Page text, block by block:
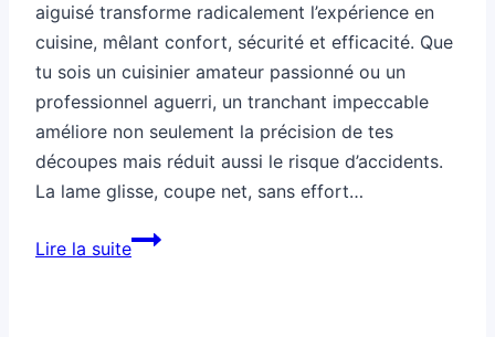
aiguisé transforme radicalement l’expérience en
cuisine, mêlant confort, sécurité et efficacité. Que
tu sois un cuisinier amateur passionné ou un
professionnel aguerri, un tranchant impeccable
améliore non seulement la précision de tes
découpes mais réduit aussi le risque d’accidents.
La lame glisse, coupe net, sans effort…
Lire la suiteComment